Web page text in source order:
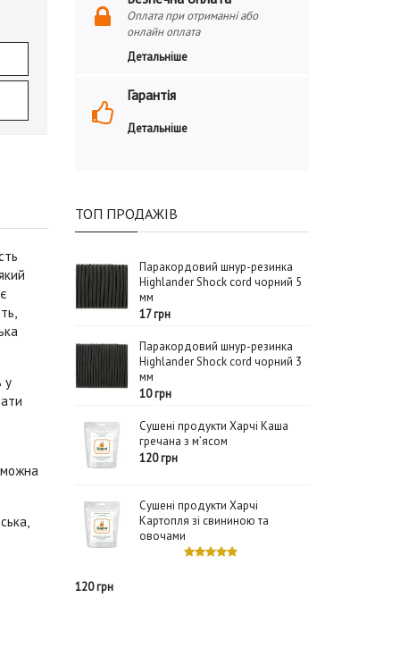
у
можна
Оплата при отриманні або
онлайн оплата
Детальніше
Гарантія
Детальніше
ТОП ПРОДАЖІВ
Паракордовий шнур-резинка
Highlander Shock cord чорний 5
мм
17 грн
Паракордовий шнур-резинка
Highlander Shock cord чорний 3
мм
10 грн
Сушені продукти Харчі Каша
гречана з м’ясом
120 грн
Сушені продукти Харчі
Картопля зі свининою та
овочами
120 грн